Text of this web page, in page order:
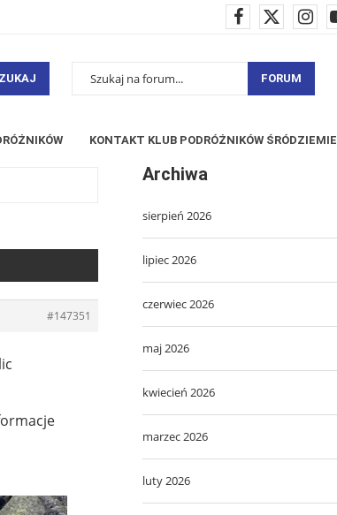
FORUM
KONTAKT KLUB PODRÓŻNIKÓW ŚRÓDZIEMIE
#147351
Archiwa
sierpień 2026
lipiec 2026
czerwiec 2026
maj 2026
kwiecień 2026
marzec 2026
luty 2026